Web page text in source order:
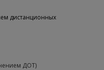
дистанционных
ДОТ)